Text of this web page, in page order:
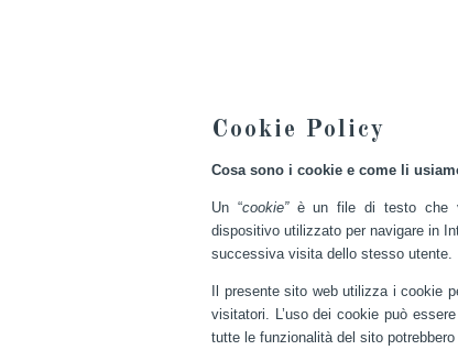
Cookie Policy
Cosa sono i cookie e come li
Un “cookie” è un file di testo che
dispositivo utilizzato per navigare in
successiva visita dello stesso utente.
Il presente sito web utilizza i cookie
visitatori. L’uso dei cookie può
tutte le funzionalità del sito potrebbero